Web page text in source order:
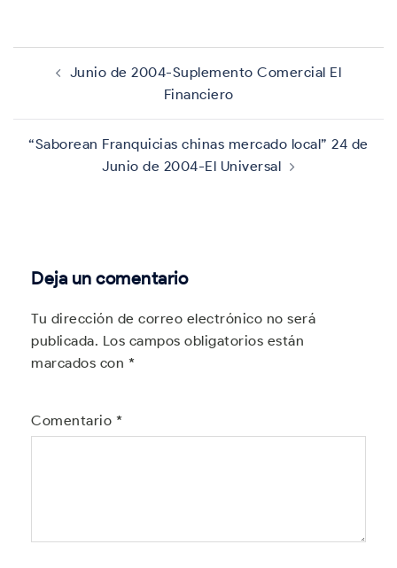
Navegación
Junio de 2004-Suplemento Comercial El
Financiero
“Saborean Franquicias chinas mercado local” 24 de
Junio de 2004-El Universal
Deja un comentario
Tu dirección de correo electrónico no será
publicada. Los campos obligatorios están
marcados con *
Comentario *